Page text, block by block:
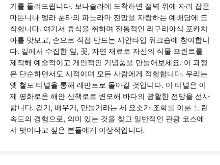
기를 들려드립니다. 보나솔라에 도착하면 절벽 위에 자리 잡은
마돈니나 델라 푼타의 파노라마 전망을 자랑하는 예배당에 도
착합니다. 여기서 휴식을 취하며 전통적인 리구리아식 포카치
아를 맛보고, 손으로 직접 만드는 시안타입 워크숍에 참여합니
다. 길에서 수집한 잎, 꽃, 자연 재료로 자신의 식물 프린트를
제작해 예술적이고 개인적인 기념품을 만들어보세요. 이 과정
은 단순하면서도 시적이며 모든 사람에게 적합합니다. 우리는
옛 철도 터널을 통해 레반토로 돌아갈 것입니다. 이 터널은 이
제 평화로운 해안 산책로로 변모해 바다의 광활한 전망을 선사
합니다. 걷기, 배우기, 만들기라는 세 요소가 조화를 이룬 느린
속도의 경험으로, 의미 있는 것을 찾고 일반적인 관광 코스에
서 벗어나고 싶은 분들에게 이상적입니다.